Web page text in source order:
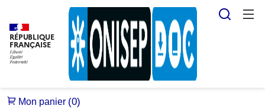
RÉPUBLIQUE
FRANÇAISE